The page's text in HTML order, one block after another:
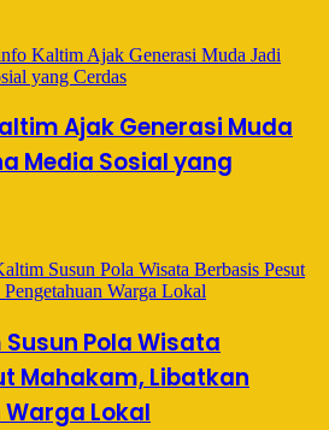
Ajak Generasi Muda
Media Sosial yang
Pola Wisata
Mahakam, Libatkan
Lokal